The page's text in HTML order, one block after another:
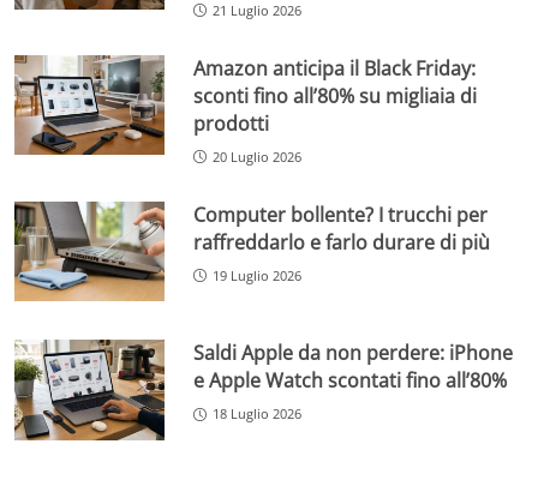
21 Luglio 2026
Amazon anticipa il Black Friday:
sconti fino all’80% su migliaia di
prodotti
20 Luglio 2026
Computer bollente? I trucchi per
raffreddarlo e farlo durare di più
19 Luglio 2026
Saldi Apple da non perdere: iPhone
e Apple Watch scontati fino all’80%
18 Luglio 2026